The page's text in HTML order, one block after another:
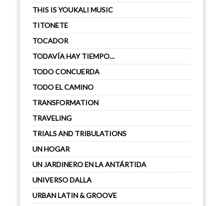
THIS IS YOUKALI MUSIC
TITONETE
TOCADOR
TODAVÍA HAY TIEMPO…
TODO CONCUERDA
TODO EL CAMINO
TRANSFORMATION
TRAVELING
TRIALS AND TRIBULATIONS
UN HOGAR
UN JARDINERO EN LA ANTÁRTIDA
UNIVERSO DALLA
URBAN LATIN & GROOVE